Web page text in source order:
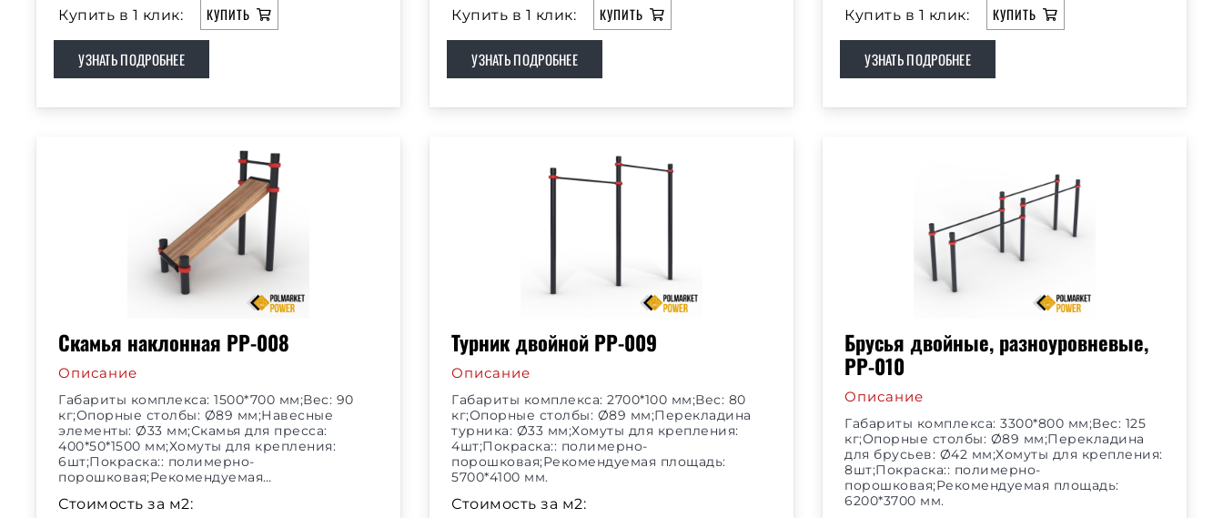
Купить в 1 клик: КУПИТЬ
УЗНАТЬ ПОДРОБНЕЕ
Купить в 1 клик: КУПИТЬ
УЗНАТЬ ПОДРОБНЕЕ
Купить в 1 клик: КУПИТЬ
УЗНАТЬ ПОДРОБНЕЕ
Скамья наклонная РР-008
Описание
Габариты комплекса: 1500*700 мм;Вес: 90
кг;Опорные столбы: Ø89 мм;Навесные
элементы: Ø33 мм;Скамья для пресса:
400*50*1500 мм;Хомуты для крепления:
6шт;Покраска:: полимерно-
порошковая;Рекомендуемая…
Стоимость за м2:
Турник двойной РР-009
Описание
Габариты комплекса: 2700*100 мм;Вес: 80
кг;Опорные столбы: Ø89 мм;Перекладина
турника: Ø33 мм;Хомуты для крепления:
4шт;Покраска:: полимерно-
порошковая;Рекомендуемая площадь:
5700*4100 мм.
Стоимость за м2:
Брусья двойные, разноуровневые,
РР-010
Описание
Габариты комплекса: 3300*800 мм;Вес: 125
кг;Опорные столбы: Ø89 мм;Перекладина
для брусьев: Ø42 мм;Хомуты для крепления:
8шт;Покраска:: полимерно-
порошковая;Рекомендуемая площадь:
6200*3700 мм.